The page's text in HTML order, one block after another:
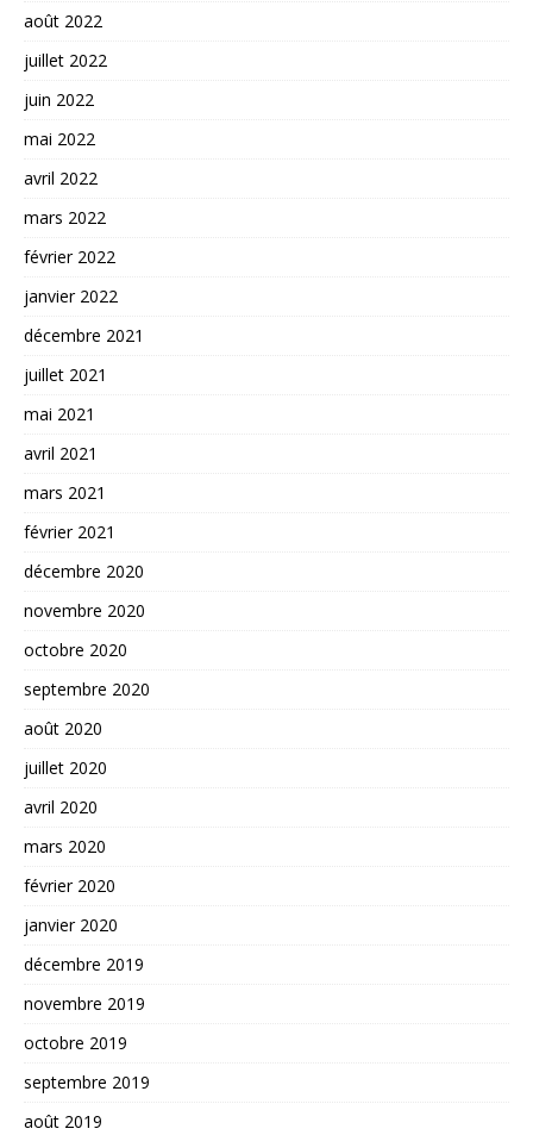
août 2022
juillet 2022
juin 2022
mai 2022
avril 2022
mars 2022
février 2022
janvier 2022
décembre 2021
juillet 2021
mai 2021
avril 2021
mars 2021
février 2021
décembre 2020
novembre 2020
octobre 2020
septembre 2020
août 2020
juillet 2020
avril 2020
mars 2020
février 2020
janvier 2020
décembre 2019
novembre 2019
octobre 2019
septembre 2019
août 2019